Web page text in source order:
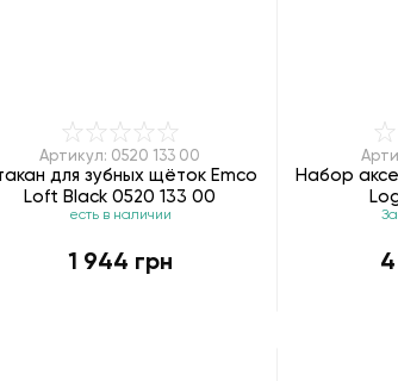
Артикул: 0520 133 00
для зубных щёток Emco
Loft Black 0520 133 00
есть в наличии
1 944 грн
Набор